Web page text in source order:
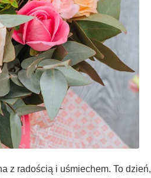
z radością i uśmiechem. To